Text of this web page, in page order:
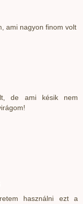
ami nagyon finom volt
de ami késik nem
használni ezt a